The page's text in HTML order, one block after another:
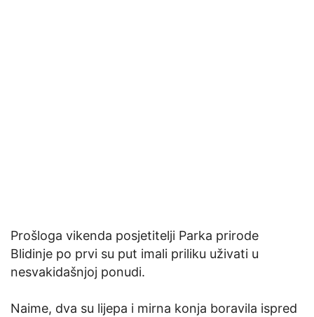
Prošloga vikenda posjetitelji Parka prirode
Blidinje po prvi su put imali priliku uživati u
nesvakidašnjoj ponudi.
Naime, dva su lijepa i mirna konja boravila ispred